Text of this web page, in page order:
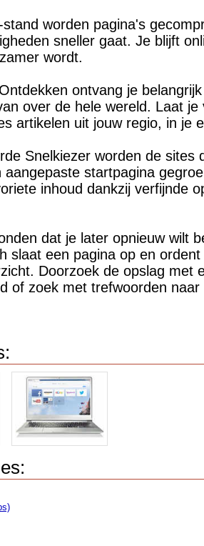
worden pagina's
sneller gaat. Je blijft
wordt.
ontvang je
over de hele wereld. Laat je
artikelen uit jouw regio, in je
Snelkiezer worden de sites
aangepaste startpagina
inhoud dankzij verfijnde
dat je later opnieuw wilt
slaat een pagina op en ordent
Doorzoek de opslag met
of zoek met trefwoorden